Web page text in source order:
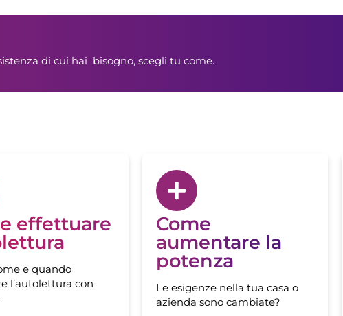
di cui hai bisogno, scegli tu come.
effettuare
e quando
l’autolettura con
Come
aumentare la
potenza
Le esigenze nella tua casa o
azienda sono cambiate?